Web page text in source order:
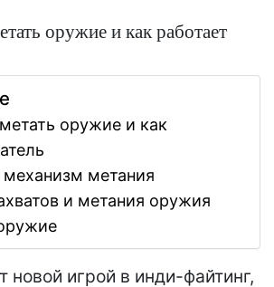
оружие и как работает
оружие и как
механизм метания
и метания оружия
новой игрой в инди-файтинг,